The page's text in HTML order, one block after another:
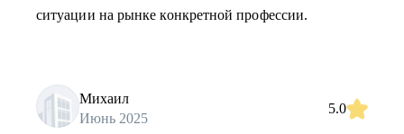
ситуации на рынке конкретной профессии.
Михаил
Июнь 2025
5.0